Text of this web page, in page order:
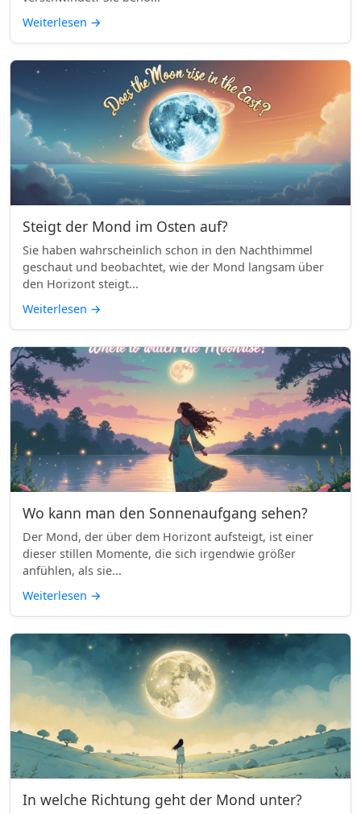
Weiterlesen →
Steigt der Mond im Osten auf?
Sie haben wahrscheinlich schon in den Nachthimmel
geschaut und beobachtet, wie der Mond langsam über
den Horizont steigt...
Weiterlesen →
Wo kann man den Sonnenaufgang sehen?
Der Mond, der über dem Horizont aufsteigt, ist einer
dieser stillen Momente, die sich irgendwie größer
anfühlen, als sie...
Weiterlesen →
In welche Richtung geht der Mond unter?